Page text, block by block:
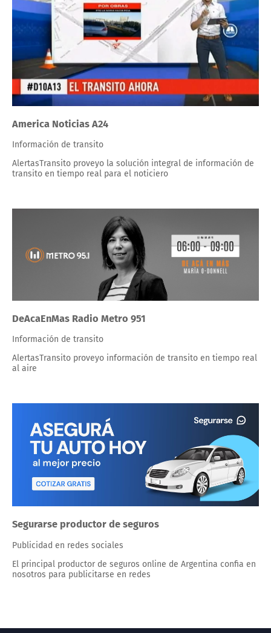
America Noticias A24
Información de transito
AlertasTransito proveyo la solución integral de información de
transito en tiempo real para el noticiero
DeAcaEnMas Radio Metro 951
Información de transito
AlertasTransito proveyo información de transito en tiempo real
al aire
Segurarse productor de seguros
Publicidad en redes sociales
El principal productor de seguros online de Argentina confia en
nosotros para publicitarse en redes